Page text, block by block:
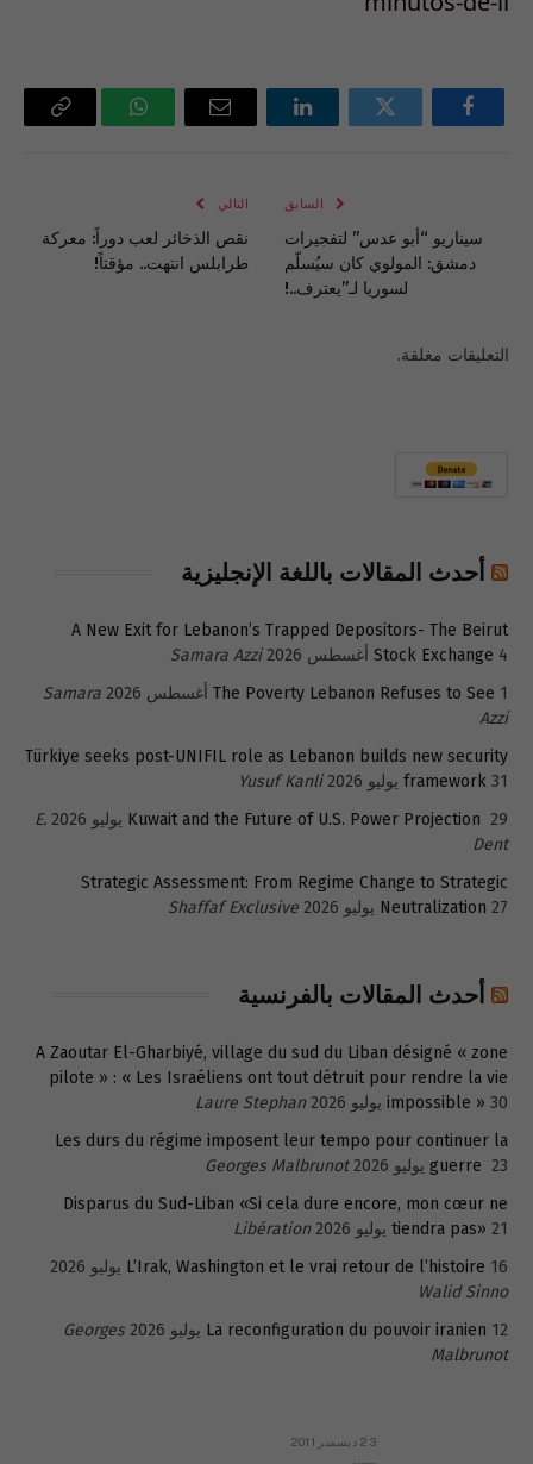
فيسبوك تويتر لينكدإن
البريد
واتساب Copy
السابق
سيناريو “أبو عدس” لتفجيرات
دمشق: المولوي كان سيُسلّم
لسوريا لـ”يعترف..!
التالي
نقص الذخائر لعب دوراً: معركة
طرابلس انتهت.. مؤقتاً!
التعليقات مغلقة.
أحدث المقالات باللغة الإنجليزية
A New Exit for Lebanon’s Trapped Depositors- The Beirut
Stock Exchange 4 أغسطس 2026
Samara Azzi
The Poverty Lebanon Refuses to See 1 أغسطس 2026
Samara
Azzi
Türkiye seeks post-UNIFIL role as Lebanon builds new security
framework 31 يوليو 2026
Yusuf Kanli
Kuwait and the Future of U.S. Power Projection 29 يوليو 2026
E.
Dent
Strategic Assessment: From Regime Change to Strategic
Neutralization 27 يوليو 2026 Shaffaf Exclusive
أحدث المقالات بالفرنسية
A Zaoutar El-Gharbiyé, village du sud du Liban désigné « zone
pilote » : « Les Israéliens ont tout détruit pour rendre la vie
impossible » 30 يوليو 2026
Laure Stephan
Les durs du régime imposent leur tempo pour continuer la
guerre 23 يوليو 2026
Georges Malbrunot
Disparus du Sud-Liban «Si cela dure encore, mon cœur ne
tiendra pas» 21 يوليو 2026
Libération
L’Irak, Washington et le vrai retour de l’histoire 16 يوليو 2026
Walid Sinno
La reconfiguration du pouvoir iranien 12 يوليو 2026
Georges
Malbrunot
23 ديسمبر 2011